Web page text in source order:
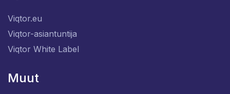
Viqtor.eu
Viqtor-asiantuntija
Viqtor White Label
Muut